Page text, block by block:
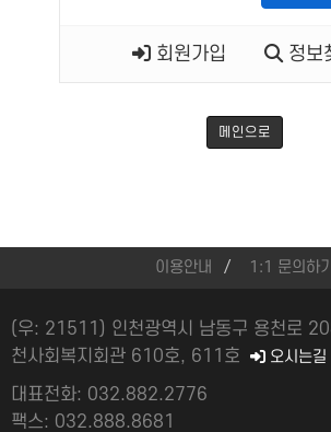
회원가입 정보
메인으로
이용안내 1:1 문의하기
(우: 21511) 인천광역시 남동구 용천로
천사회복지회관 610호, 611호
오시는길
대표전화: 032.882.2776
팩스: 032.888.8681